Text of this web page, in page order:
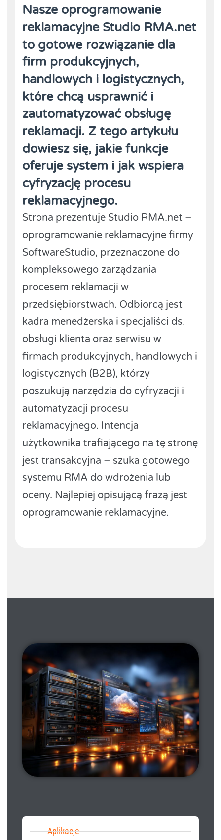
Nasze oprogramowanie
reklamacyjne Studio RMA.net
to gotowe rozwiązanie dla
firm produkcyjnych,
handlowych i logistycznych,
które chcą usprawnić i
zautomatyzować obsługę
reklamacji. Z tego artykułu
dowiesz się, jakie funkcje
oferuje system i jak wspiera
cyfryzację procesu
reklamacyjnego.
Strona prezentuje Studio RMA.net –
oprogramowanie reklamacyjne firmy
SoftwareStudio, przeznaczone do
kompleksowego zarządzania
procesem reklamacji w
przedsiębiorstwach. Odbiorcą jest
kadra menedżerska i specjaliści ds.
obsługi klienta oraz serwisu w
firmach produkcyjnych, handlowych i
logistycznych (B2B), którzy
poszukują narzędzia do cyfryzacji i
automatyzacji procesu
reklamacyjnego. Intencja
użytkownika trafiającego na tę stronę
jest transakcyjna – szuka gotowego
systemu RMA do wdrożenia lub
oceny. Najlepiej opisującą frazą jest
oprogramowanie reklamacyjne.
Aplikacje